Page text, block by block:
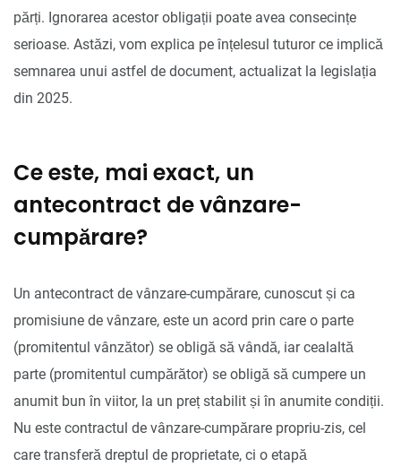
părți. Ignorarea acestor obligații poate avea consecințe
serioase. Astăzi, vom explica pe înțelesul tuturor ce implică
semnarea unui astfel de document, actualizat la legislația
din 2025.
Ce este, mai exact, un
antecontract de vânzare-
cumpărare?
Un antecontract de vânzare-cumpărare, cunoscut și ca
promisiune de vânzare, este un acord prin care o parte
(promitentul vânzător) se obligă să vândă, iar cealaltă
parte (promitentul cumpărător) se obligă să cumpere un
anumit bun în viitor, la un preț stabilit și în anumite condiții.
Nu este contractul de vânzare-cumpărare propriu-zis, cel
care transferă dreptul de proprietate, ci o etapă